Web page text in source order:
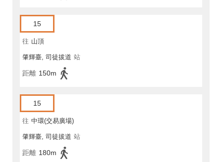
15
往 山頂
肇輝臺, 司徒拔道 站
距離 150m
15
往 中環(交易廣場)
肇輝臺, 司徒拔道 站
距離 180m